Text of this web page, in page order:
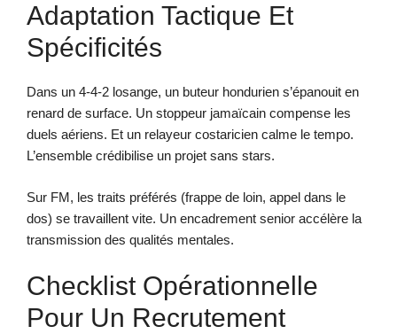
Adaptation Tactique Et
Spécificités
Dans un 4-4-2 losange, un buteur hondurien s’épanouit en
renard de surface. Un stoppeur jamaïcain compense les
duels aériens. Et un relayeur costaricien calme le tempo.
L’ensemble crédibilise un projet sans stars.
Sur FM, les traits préférés (frappe de loin, appel dans le
dos) se travaillent vite. Un encadrement senior accélère la
transmission des qualités mentales.
Checklist Opérationnelle
Pour Un Recrutement